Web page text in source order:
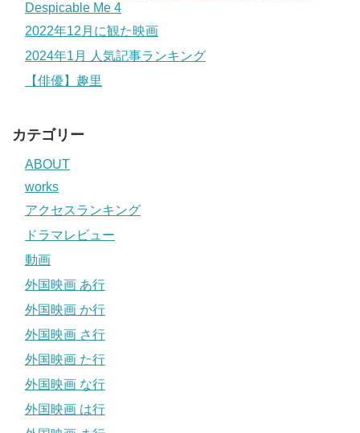
Despicable Me 4
2022年12月に観た映画
2024年1月 人気記事ランキング
【俳優】趣里
カテゴリー
ABOUT
works
アクセスランキング
ドラマレビュー
動画
外国映画 あ行
外国映画 か行
外国映画 さ行
外国映画 た行
外国映画 な行
外国映画 は行